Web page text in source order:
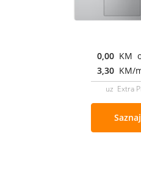
0,00 KM
3,30 KM/
uz Extra